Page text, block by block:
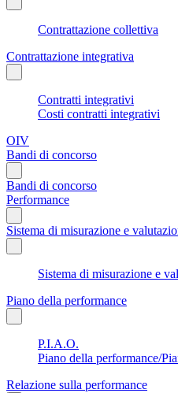
Contrattazione collettiva
Contrattazione integrativa
Contratti integrativi
Costi contratti integrativi
OIV
Bandi di concorso
Bandi di concorso
Performance
Sistema di misurazione e
Sistema di misurazione e
Piano della performance
P.I.A.O.
Piano della performance/
Relazione sulla performance